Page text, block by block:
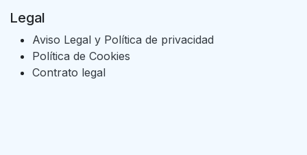
Legal
Aviso Legal y Política de privacidad
Política de Cookies
Contrato legal